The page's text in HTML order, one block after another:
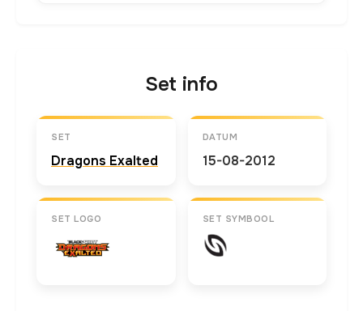
Set info
SET
Dragons Exalted
DATUM
15-08-2012
SET LOGO SET SYMBOOL